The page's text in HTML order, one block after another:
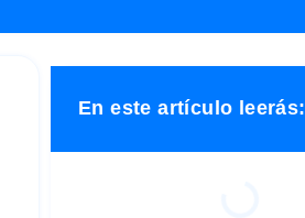
En este artículo leerás: